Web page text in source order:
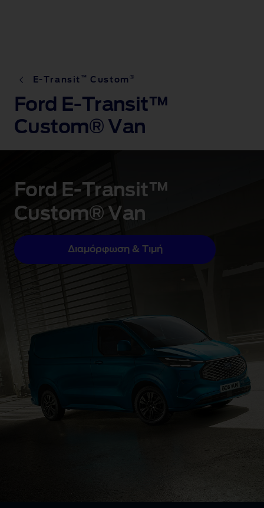
E-Transit ™ Custom ®
Ford E-Transit™
Custom® Van
Ford E-Transit™
Custom® Van
Διαμόρφωση & Τιμή